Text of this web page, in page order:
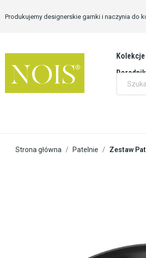
Produkujemy designerskie garnki i naczynia do
Kolekcje
Poradnik
Strona główna Patelnie Zestaw